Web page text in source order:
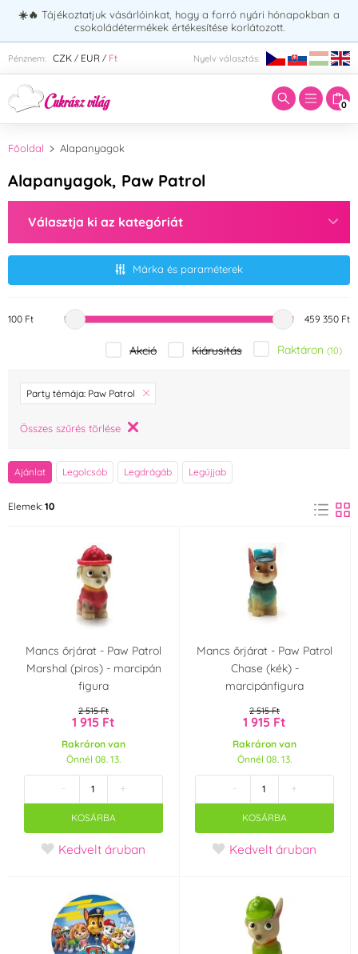
☀️🔥 Tájékoztatjuk vásárlóinkat, hogy a forró nyári hónapokban a
csokoládétermékek értékesítése korlátozott.
Pénznem: CZK / EUR / Ft Nyelv választás:
0
Adja meg a keresett kifejezést:
Főoldal Alapanyagok
Alapanyagok, Paw Patrol
Választja ki az kategóriát
Márka és paraméterek
Márka
AROCO (0)
Bakbel (0) Barbara Luijckx
Brew Glitter Cake Star (0)
Callebaut (0) Colour Mill (0)
Credin (0) Crisco (0)
Dawn (0) Decora (0)
Diamant Dobla
Fabbri 1905 (0) Fagoš (0)
Fractal (0) Frischmann (7)
100 Ft 459 350 Ft
Akció Kiárusítás Raktáron (10)
Party témája: Paw Patrol
Összes szűrés törlése
Ajánlat Legolcsób Legdrágáb Legújjab
Elemek: 10
Mancs őrjárat - Paw Patrol
Marshal (piros) - marcipán
figura
2 515 Ft
1 915 Ft
Rakráron van
Önnél 08. 13.
- +
KOSÁRBA
Kedvelt áruban
Mancs őrjárat - Paw Patrol
Chase (kék) -
marcipánfigura
2 515 Ft
1 915 Ft
Rakráron van
Önnél 08. 13.
- +
KOSÁRBA
Kedvelt áruban